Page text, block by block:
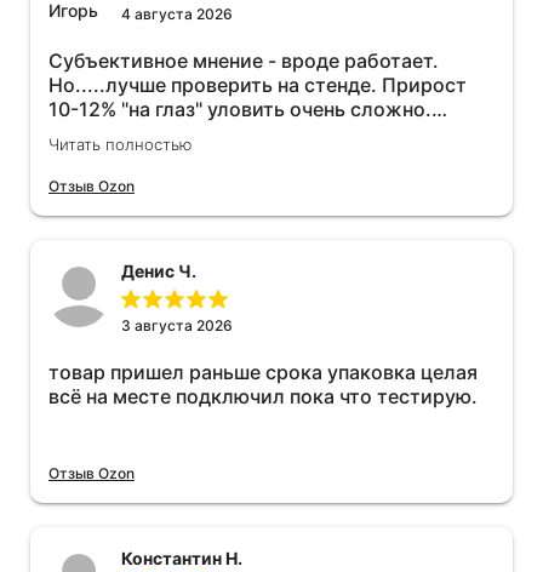
4 августа 2026
Субъективное мнение - вроде работает.
Но.....лучше проверить на стенде. Прирост
10-12% "на глаз" уловить очень сложно.
Покатаюсь, потом отключу и посмотрю, что
будет 😁.
Читать полностью
Отзыв Ozon
Денис Ч.
3 августа 2026
товар пришел раньше срока упаковка целая
всё на месте подключил пока что тестирую.
Отзыв Ozon
Константин Н.